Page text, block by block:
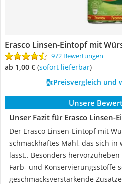
Erasco Linsen-Eintopf mit
972 Bewertungen
ab 1,00 € ( Sofort lieferbar)
Preisvergleich und
Unsere
Unser Fazit für Erasco Linsen-
Der Erasco Linsen-Eintopf mit
schmackhaftes Mahl, das sich
lässt.. Besonders
Farb- und Konservierungsstoffe
geschmacksverstärkende